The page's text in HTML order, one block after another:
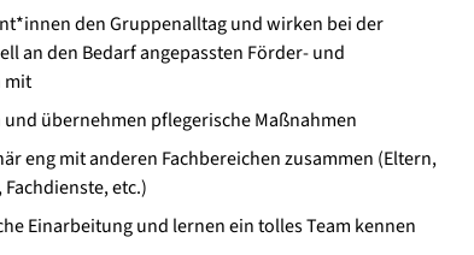
den Gruppenalltag und wirken bei der
an den Bedarf angepassten Förder- und
mit
übernehmen pflegerische Maßnahmen
eng mit anderen Fachbereichen zusammen (Eltern,
etc.)
Einarbeitung und lernen ein tolles Team kennen